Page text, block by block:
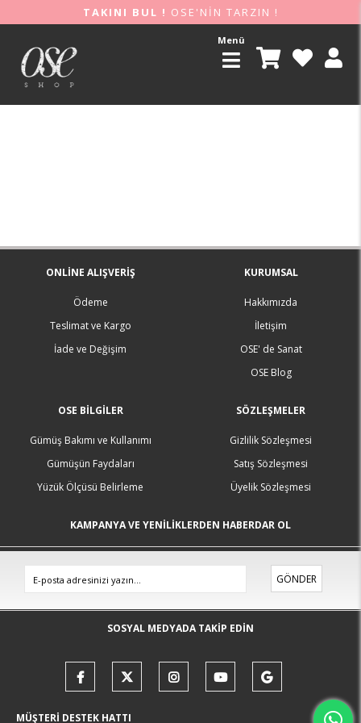
TAKINI BUL ! OSE'NİN TARZIN !
Menü
ONLINE ALIŞVERIŞ
Ödeme
Teslimat ve Kargo
İade ve Değişim
KURUMSAL
Hakkımızda
İletişim
OSE' de Sanat
OSE Blog
OSE BILGILER
Gümüş Bakımı ve Kullanımı
Gümüşün Faydaları
Yüzük Ölçüsü Belirleme
SÖZLEŞMELER
Gizlilik Sözleşmesi
Satış Sözleşmesi
Üyelik Sözleşmesi
KAMPANYA VE YENİLİKLERDEN HABERDAR OL
GÖNDER
SOSYAL MEDYADA TAKİP EDİN
MÜŞTERİ DESTEK HATTI